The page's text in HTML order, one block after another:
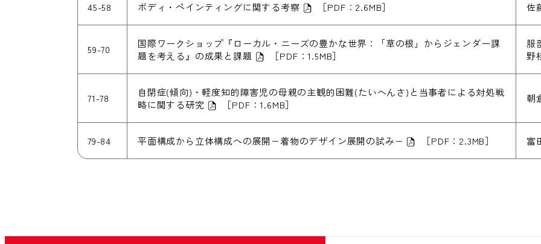
45-58 ボディ・ペインティングに関する考察 ［PDF：2.6MB］ 佐
59-70
国際ワークショップ『ローカル・ニーズの豊かな世界：「草の根」からジェンダー課
題を考える』の成果と課題
［PDF：1.5MB］
服
野
71-78
自閉症(傾向)・軽度知的障害児の母親の主観的困難(たいへんさ)と当事者による対処戦
略に関する研究
［PDF：1.6MB］
朝
79-84 平面構成から立体構成への展開−着物のデザイン展開の試み− ［PDF：2.3MB］ 富